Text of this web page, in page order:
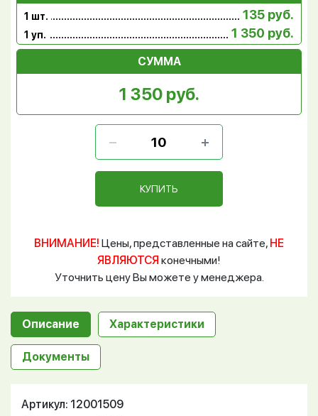
1 шт. 135 руб.
1 уп. 1 350 руб.
СУММА
1 350 руб.
КУПИТЬ
ВНИМАНИЕ! Цены, представленные на сайте, НЕ
ЯВЛЯЮТСЯ конечными!
Уточнить цену Вы можете у менеджера.
Описание Характеристики
Документы
Артикул: 12001509